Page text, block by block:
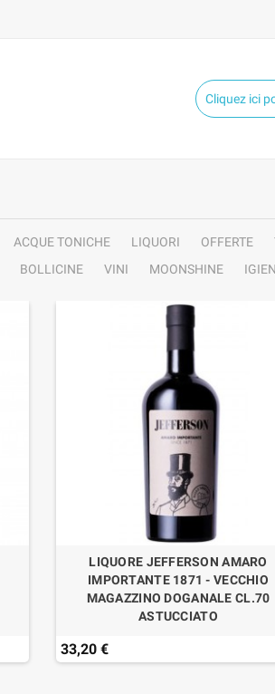
Cliquez ici
ACQUE TONICHE LIQUORI OFFERTE
BOLLICINE VINI MOONSHINE
LIQUORE JEFFERSON AMARO
IMPORTANTE 1871 - VECCHIO
MAGAZZINO DOGANALE CL.70
ASTUCCIATO
33,20 €